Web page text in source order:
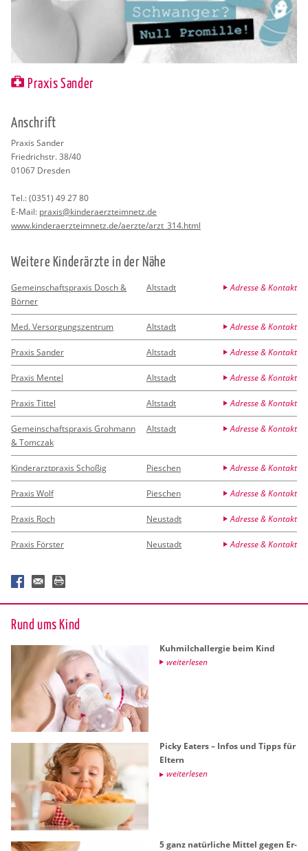
Praxis Sander
An­schrift
Pra­xis San­der
Fried­rich­str. 38/40
01067 Dres­den
Tel.:(0351) 49 27 80
E-Mail: pra­xis@​kin​dera​erzt​eimn​etz.​de
www.​kin​dera​erzt​eimn​etz.​de/​aerzte/​arzt_​314.​html
Wei­te­re Kin­der­ärz­te in der Nähe
Gemeinschaftspraxis Dosch &
Börner
Altstadt Adresse & Kontakt
Med. Versorgungszentrum Altstadt Adresse & Kontakt
Praxis Sander Altstadt Adresse & Kontakt
Praxis Mentel Altstadt Adresse & Kontakt
Praxis Tittel Altstadt Adresse & Kontakt
Gemeinschaftspraxis Grohmann
& Tomczak
Altstadt Adresse & Kontakt
Kinderarztpraxis Schoßig Pieschen Adresse & Kontakt
Praxis Wolf Pieschen Adresse & Kontakt
Praxis Roch Neustadt Adresse & Kontakt
Praxis Förster Neustadt Adresse & Kontakt
Rund ums Kind
Kuh­milch­all­er­gie beim Kind
wei­ter­le­sen
Picky Ea­ters – Infos und Tipps für
El­tern
wei­ter­le­sen
5 ganz na­tür­li­che Mit­tel gegen Er­